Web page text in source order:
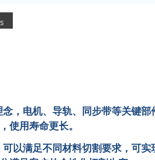
，电机、导轨、同步带等关键部
使用寿命更长。
以满足不同材料切割要求，可实